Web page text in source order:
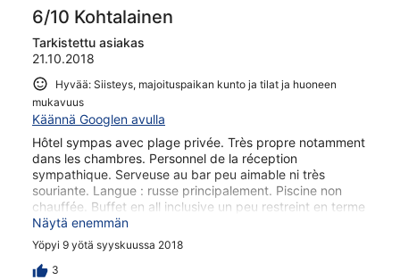
6/10 Kohtalainen
Tarkistettu asiakas
21.10.2018
Hyvää: Siisteys, majoituspaikan kunto ja tilat ja huoneen
mukavuus
Käännä Googlen avulla
Hôtel sympas avec plage privée. Très propre notamment
dans les chambres. Personnel de la réception
sympathique. Serveuse au bar peu aimable ni très
souriante. Langue : russe principalement. Piscine non
chauffée. Buffet en all inclusive un peu restreint en terme
d'horaires (la nourriture est rangée immédiatement dès
l'horaire indiqué "écoulé" ! Et ce même s'il reste des
personnes à table !! Un peu moyen !). Buffet également
trop répétitif et peu varié ; pas de poissons ni plats
Näytä enemmän
Yöpyi 9 yötä syyskuussa 2018
3